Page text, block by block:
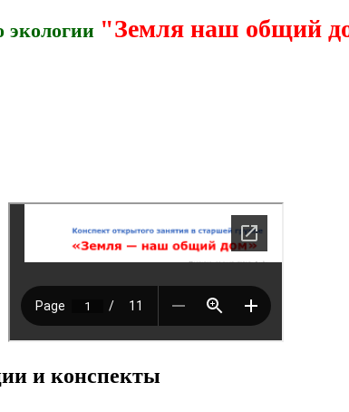
"Земля наш общий
и конспекты